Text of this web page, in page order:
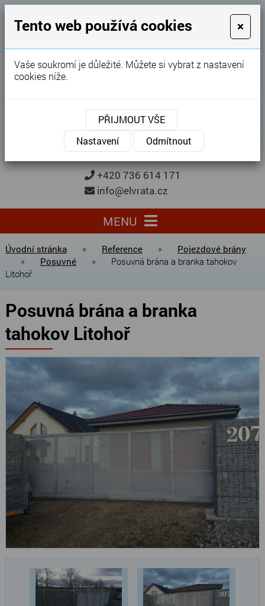
GARÁŽOVÁ VRATA
Karel Procházka
Garážová vrata, brány, ploty ...
Kontaktujte nás
KONTAKTUJTE NÁS
+420 736 614 171
info@elvrata.cz
MENU
Úvodní stránka » Reference »
Pojezdové brány
»
Posuvné »
Posuvná brána a branka tahokov
Litohoř
Posuvná brána a branka
tahokov Litohoř
Tento web používá cookies ×
Vaše soukromí je důležité. Můžete si vybrat z nastavení
cookies níže.
PŘIJMOUT VŠE
Nastavení
Odmítnout